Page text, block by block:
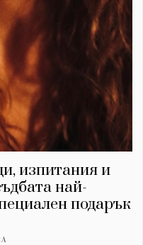
изпитания и
най-
подарък